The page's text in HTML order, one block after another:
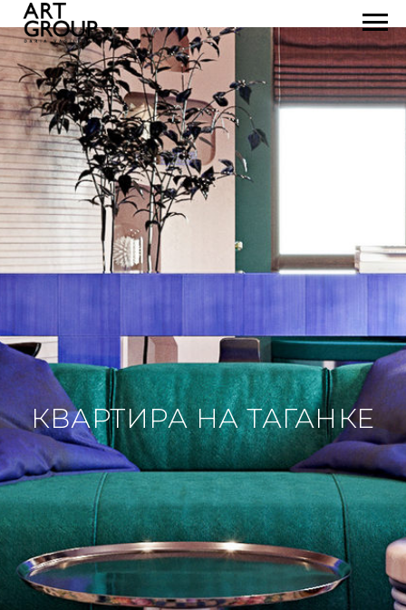
КВАРТИРА НА ТАГАНКЕ